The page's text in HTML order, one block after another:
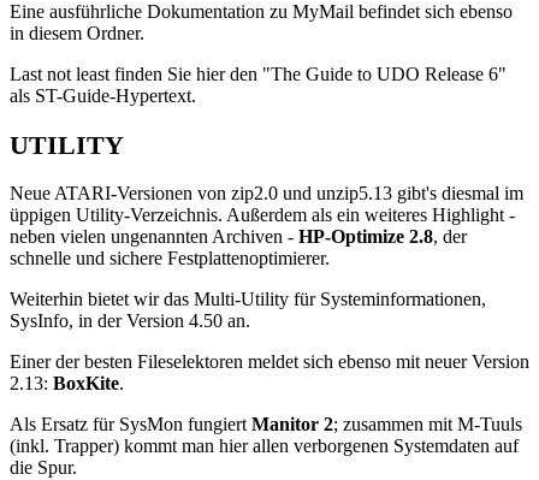
Eine ausführliche Dokumentation zu MyMail befindet sich ebenso
in diesem Ordner.
Last not least finden Sie hier den "The Guide to UDO Release 6"
als ST-Guide-Hypertext.
UTILITY
Neue ATARI-Versionen von zip2.0 und unzip5.13 gibt's diesmal im
üppigen Utility-Verzeichnis. Außerdem als ein weiteres Highlight -
neben vielen ungenannten Archiven - HP-Optimize 2.8, der
schnelle und sichere Festplattenoptimierer.
Weiterhin bietet wir das Multi-Utility für Systeminformationen,
SysInfo, in der Version 4.50 an.
Einer der besten Fileselektoren meldet sich ebenso mit neuer Version
2.13: BoxKite.
Als Ersatz für SysMon fungiertManitor 2; zusammen mit M-Tuuls
(inkl. Trapper) kommt man hier allen verborgenen Systemdaten auf
die Spur.